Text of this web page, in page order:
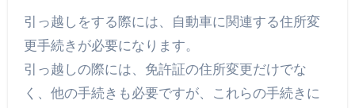
引っ越しをする際には、自動車に関連する住所変
更手続きが必要になります。
引っ越しの際には、免許証の住所変更だけでな
く、他の手続きも必要ですが、これらの手続きに